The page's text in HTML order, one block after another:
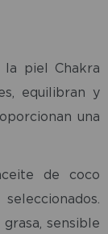
la piel Chakra
equilibran y
una
de coco
sensible